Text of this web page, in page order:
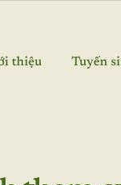
thiệu Tuyển